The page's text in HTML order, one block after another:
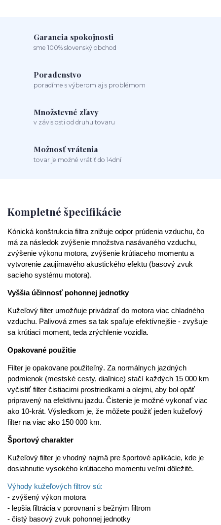
Garancia spokojnosti
sme 100% slovenský obchod
Poradenstvo
poradíme s výberom aj s problémom
Množstevné zľavy
v závislosti od druhu tovaru
Možnosť vrátenia
tovar je možné vrátiť do 14dní
Kompletné špecifikácie
Kónická konštrukcia filtra znižuje odpor prúdenia vzduchu, čo
má za následok zvýšenie množstva nasávaného vzduchu,
zvýšenie výkonu motora, zvýšenie krútiaceho momentu a
vytvorenie zaujímavého akustického efektu (basový zvuk
sacieho systému motora).
Vyššia účinnosť pohonnej jednotky
Kužeľový filter umožňuje privádzať do motora viac chladného
vzduchu. Palivová zmes sa tak spaľuje efektívnejšie - zvyšuje
sa krútiaci moment, teda zrýchlenie vozidla.
Opakované použitie
Filter je opakovane použiteľný. Za normálnych jazdných
podmienok (mestské cesty, diaľnice) stačí každých 15 000 km
vyčistiť filter čistiacimi prostriedkami a olejmi, aby bol opäť
pripravený na efektívnu jazdu. Čistenie je možné vykonať viac
ako 10-krát. Výsledkom je, že môžete použiť jeden kužeľový
filter na viac ako 150 000 km.
Športový charakter
Kužeľový filter je vhodný najmä pre športové aplikácie, kde je
dosiahnutie vysokého krútiaceho momentu veľmi dôležité.
Výhody kužeľových filtrov sú:
- zvýšený výkon motora
- lepšia filtrácia v porovnaní s bežným filtrom
- čistý basový zvuk pohonnej jednotky